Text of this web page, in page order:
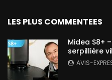
LES PLUS COMMENTEES
Midea S8+
serpillière
AVIS-